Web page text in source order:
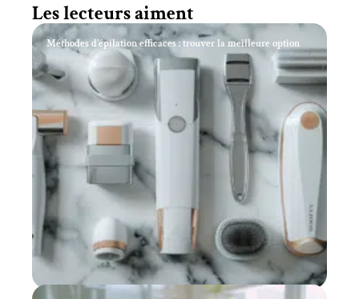
Les lecteurs aiment
Méthodes d’épilation efficaces : trouver la meilleure option
11 mars 2026